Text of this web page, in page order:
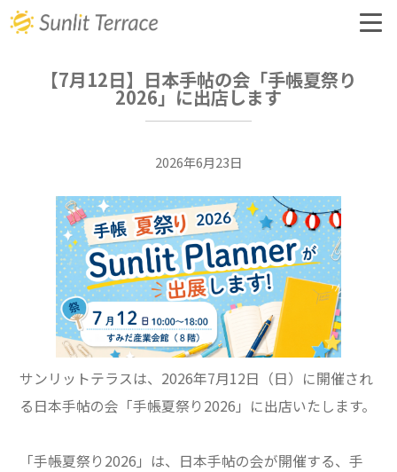
会社概要
オリジナル手帳
購入・お申込み
お問い合わせ
【7月12日】日本手帖の会「手帳夏祭り
2026」に出店します
2026年6月23日
サンリットテラスは、2026年7月12日（日）に開催され
る日本手帖の会「手帳夏祭り2026」に出店いたします。
「手帳夏祭り2026」は、日本手帖の会が開催する、手